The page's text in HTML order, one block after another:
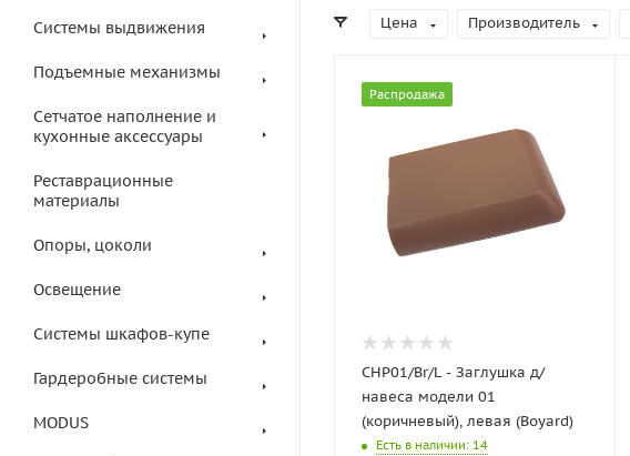
Системы выдвижения
Подъемные механизмы
Сетчатое наполнение и
кухонные аксессуары
Реставрационные
материалы
Опоры, цоколи
Освещение
Системы шкафов-купе
Гардеробные системы
MODUS
Цена Производитель
Распродажа
CHP01/Br/L - Заглушка д/
навеса модели 01
(коричневый), левая (Boyard)
Есть в наличии: 14